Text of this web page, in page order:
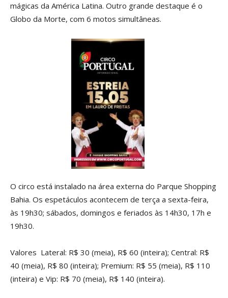
mágicas da América Latina. Outro grande destaque é o
Globo da Morte, com 6 motos simultâneas.
O circo está instalado na área externa do Parque Shopping
Bahia. Os espetáculos acontecem de terça a sexta-feira,
às 19h30; sábados, domingos e feriados às 14h30, 17h e
19h30.
Valores Lateral: R$ 30 (meia), R$ 60 (inteira); Central: R$
40 (meia), R$ 80 (inteira); Premium: R$ 55 (meia), R$ 110
(inteira) e Vip: R$ 70 (meia), R$ 140 (inteira).